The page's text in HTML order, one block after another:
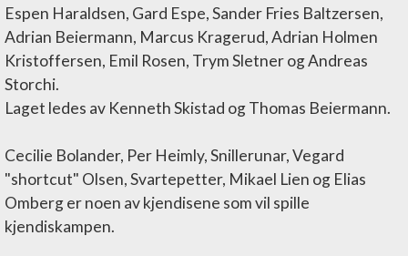
Espen Haraldsen, Gard Espe, Sander Fries Baltzersen,
Adrian Beiermann, Marcus Kragerud, Adrian Holmen
Kristoffersen, Emil Rosen, Trym Sletner og Andreas
Storchi.
Laget ledes av Kenneth Skistad og Thomas Beiermann.
Cecilie Bolander, Per Heimly, Snillerunar, Vegard
"shortcut" Olsen, Svartepetter, Mikael Lien og Elias
Omberg er noen av kjendisene som vil spille
kjendiskampen.